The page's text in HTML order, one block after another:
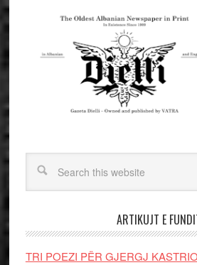
ARTIKUJT E
TRI POEZI PËR GJERGJ